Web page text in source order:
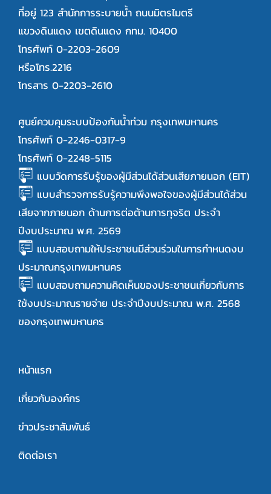
ที่อยู่ 123 สำนักการระบายน้ำ ถนนมิตรไมตรี
แขวงดินแดง เขตดินแดง กทม. 10400
โทรศัพท์ 0-2203-2609
หรือโทร.2216
โทรสาร 0-2203-2610
ศูนย์ควบคุมระบบป้องกันน้ำท่วม กรุงเทพมหานคร
โทรศัพท์ 0-2246-0317-9
โทรศัพท์ 0-2248-5115
แบบวัดการรับรู้ของผู้มีส่วนได้ส่วนเสียภายนอก (EIT)
แบบสำรวจการรับรู้ความพึงพอใจของผู้มีส่วนได้ส่วน
เสียจากภายนอก ด้านการต่อต้านการทุจริต ประจำ
ปีงบประมาณ พ.ศ. 2569
แบบสอบถามให้ประชาชนมีส่วนร่วมในการกำหนดงบ
ประมาณกรุงเทพมหานคร
แบบสอบถามความคิดเห็นของประชาชนเกี่ยวกับการ
ใช้งบประมาณรายจ่าย ประจำปีงบประมาณ พ.ศ. 2568
ของกรุงเทพมหานคร
หน้าแรก
เกี่ยวกับองค์กร
ข่าวประชาสัมพันธ์
ติดต่อเรา